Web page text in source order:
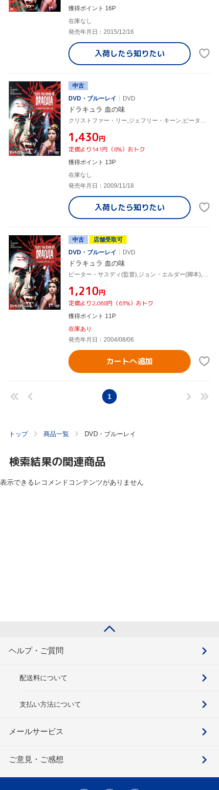
獲得ポイント 16P
在庫なし
発売年月日：2015/12/16
入荷したら知りたい
中古
DVD・ブルーレイ
DVD
ドラキュラ 血の味
¥1,430円
定価より141円（8%）おトク
獲得ポイント 13P
在庫なし
発売年月日：2009/11/18
入荷したら知りたい
中古
店舗受取可
DVD・ブルーレイ
DVD
ドラキュラ 血の味
¥1,210円
定価より2,068円（63%）おトク
獲得ポイント 11P
在庫あり
発売年月日：2004/08/06
カートへ追加
1
トップ 商品一覧 DVD・ブルーレイ
検索結果の関連商品
表示できるレコメンドコンテンツがありません
ヘルプ・ご質問
配送料について
支払い方法について
メールサービス
ご意見・ご感想